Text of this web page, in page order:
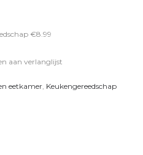
€8.99
aan verlanglijst
eetkamer, Keukengereedschap